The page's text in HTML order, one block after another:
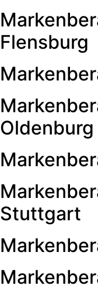
Flensburg
Oldenburg
Stuttgart